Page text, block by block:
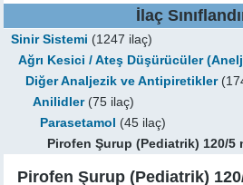
İlaç
Sinir Sistemi (1247 ilaç)
Ağrı Kesici / Ateş Düşürücüler
Diğer Analjezik ve Antipiretikler
Anilidler(75 ilaç)
Parasetamol
(45 ilaç)
Pirofen Şurup (Pediatrik) 120/5
Pirofen Şurup (Pediatrik)